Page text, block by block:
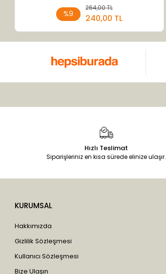
%9
264,00 TL
240,00 TL
Sepete Ekle
Hızlı Teslimat
Siparişleriniz en kısa sürede elinize ulaşır.
KURUMSAL
Hakkımızda
Gizlilik Sözleşmesi
Kullanıcı Sözleşmesi
Bize Ulaşın